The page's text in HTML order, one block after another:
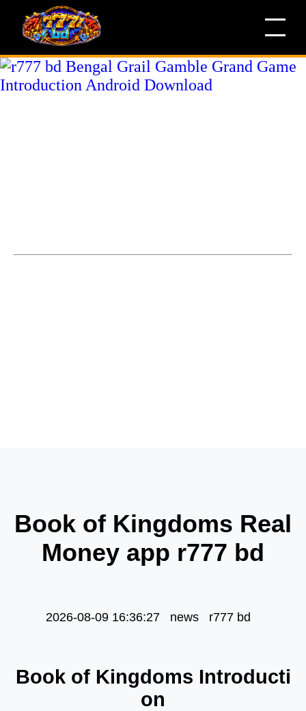
Book of Kingdoms Real
Money app r777 bd
2026-08-09 16:36:27 news r777 bd
Book of Kingdoms Introducti
on